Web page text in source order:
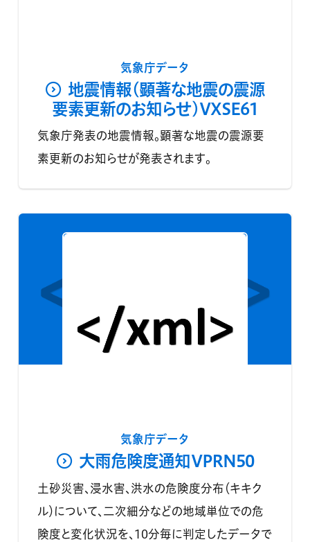
気象庁データ
地震情報(顕著な地震の震源
要素更新のお知らせ)VXSE61
気象庁発表の地震情報。顕著な地震の震源要
素更新のお知らせが発表されます。
気象庁データ
大雨危険度通知VPRN50
土砂災害、浸水害、洪水の危険度分布（キキク
ル）について、二次細分などの地域単位での危
険度と変化状況を、10分毎に判定したデータで